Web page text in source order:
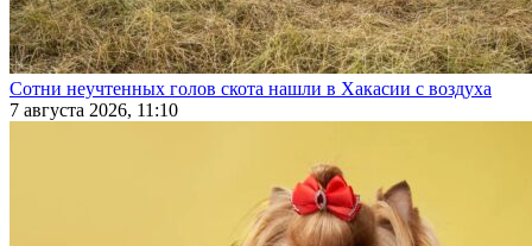
Сотни неучтенных голов скота нашли в Хакасии с воздуха
7 августа 2026, 11:10